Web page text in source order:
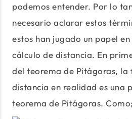
podemos entender. Por lo
necesario aclarar estos
estos han jugado un papel
cálculo de distancia. En
del teorema de Pitágoras, la
distancia en realidad es una
teorema de Pitágoras. Como;